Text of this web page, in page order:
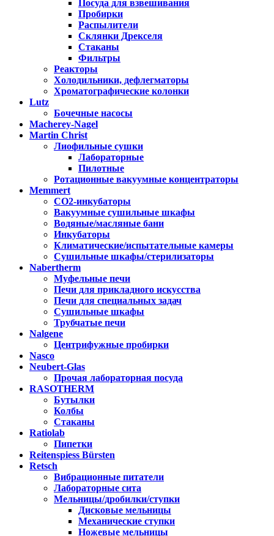
Посуда для взвешивания
Пробирки
Распылители
Склянки Дрекселя
Стаканы
Фильтры
Реакторы
Холодильники, дефлегматоры
Хроматографические колонки
Lutz
Бочечные насосы
Macherey-Nagel
Martin Christ
Лиофильные сушки
Лабораторные
Пилотные
Ротационные вакуумные концентраторы
Memmert
CO2-инкубаторы
Вакуумные сушильные шкафы
Водяные/масляные бани
Инкубаторы
Климатические/испытательные камеры
Сушильные шкафы/стерилизаторы
Nabertherm
Муфельные печи
Печи для прикладного искусства
Печи для специальных задач
Сушильные шкафы
Трубчатые печи
Nalgene
Центрифужные пробирки
Nasco
Neubert-Glas
Прочая лабораторная посуда
RASOTHERM
Бутылки
Колбы
Стаканы
Ratiolab
Пипетки
Reitenspiess Bürsten
Retsch
Вибрационные питатели
Лабораторные сита
Мельницы/дробилки/ступки
Дисковые мельницы
Механические ступки
Ножевые мельницы